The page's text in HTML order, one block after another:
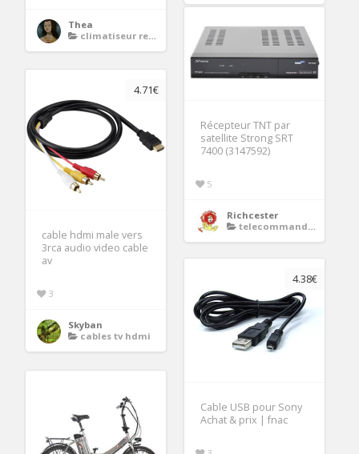
Thea
climatiseur reversible pret a poser
Récepteur TNT par
satellite Strong SRT
7400 (3147592)
5
Richcester
telecommande decodeur tnt
4.71€
cable hdmi male vers
3rca audio video cable
av
3
Skyban
cables tv hdmi
4.38€
Cable USB pour Sony
Achat & prix | fnac